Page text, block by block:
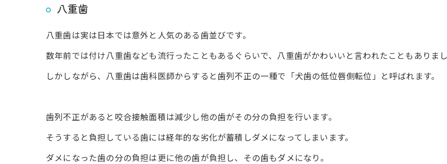
八重歯
八重歯は実は日本では意外と人気のある歯並びです。
数年前では付け八重歯なども流行ったこともあるぐらいで、八重歯がかわいいと言われたこともありま
しかしながら、八重歯は歯科医師からすると歯列不正の一種で「犬歯の低位唇側転位」と呼ばれます。
歯列不正があると咬合接触面積は減少し他の歯がその分の負担を行います。
そうすると負担している歯には経年的な劣化が蓄積しダメになってしまいます。
ダメになった歯の分の負担は更に他の歯が負担し、その歯もダメになり。